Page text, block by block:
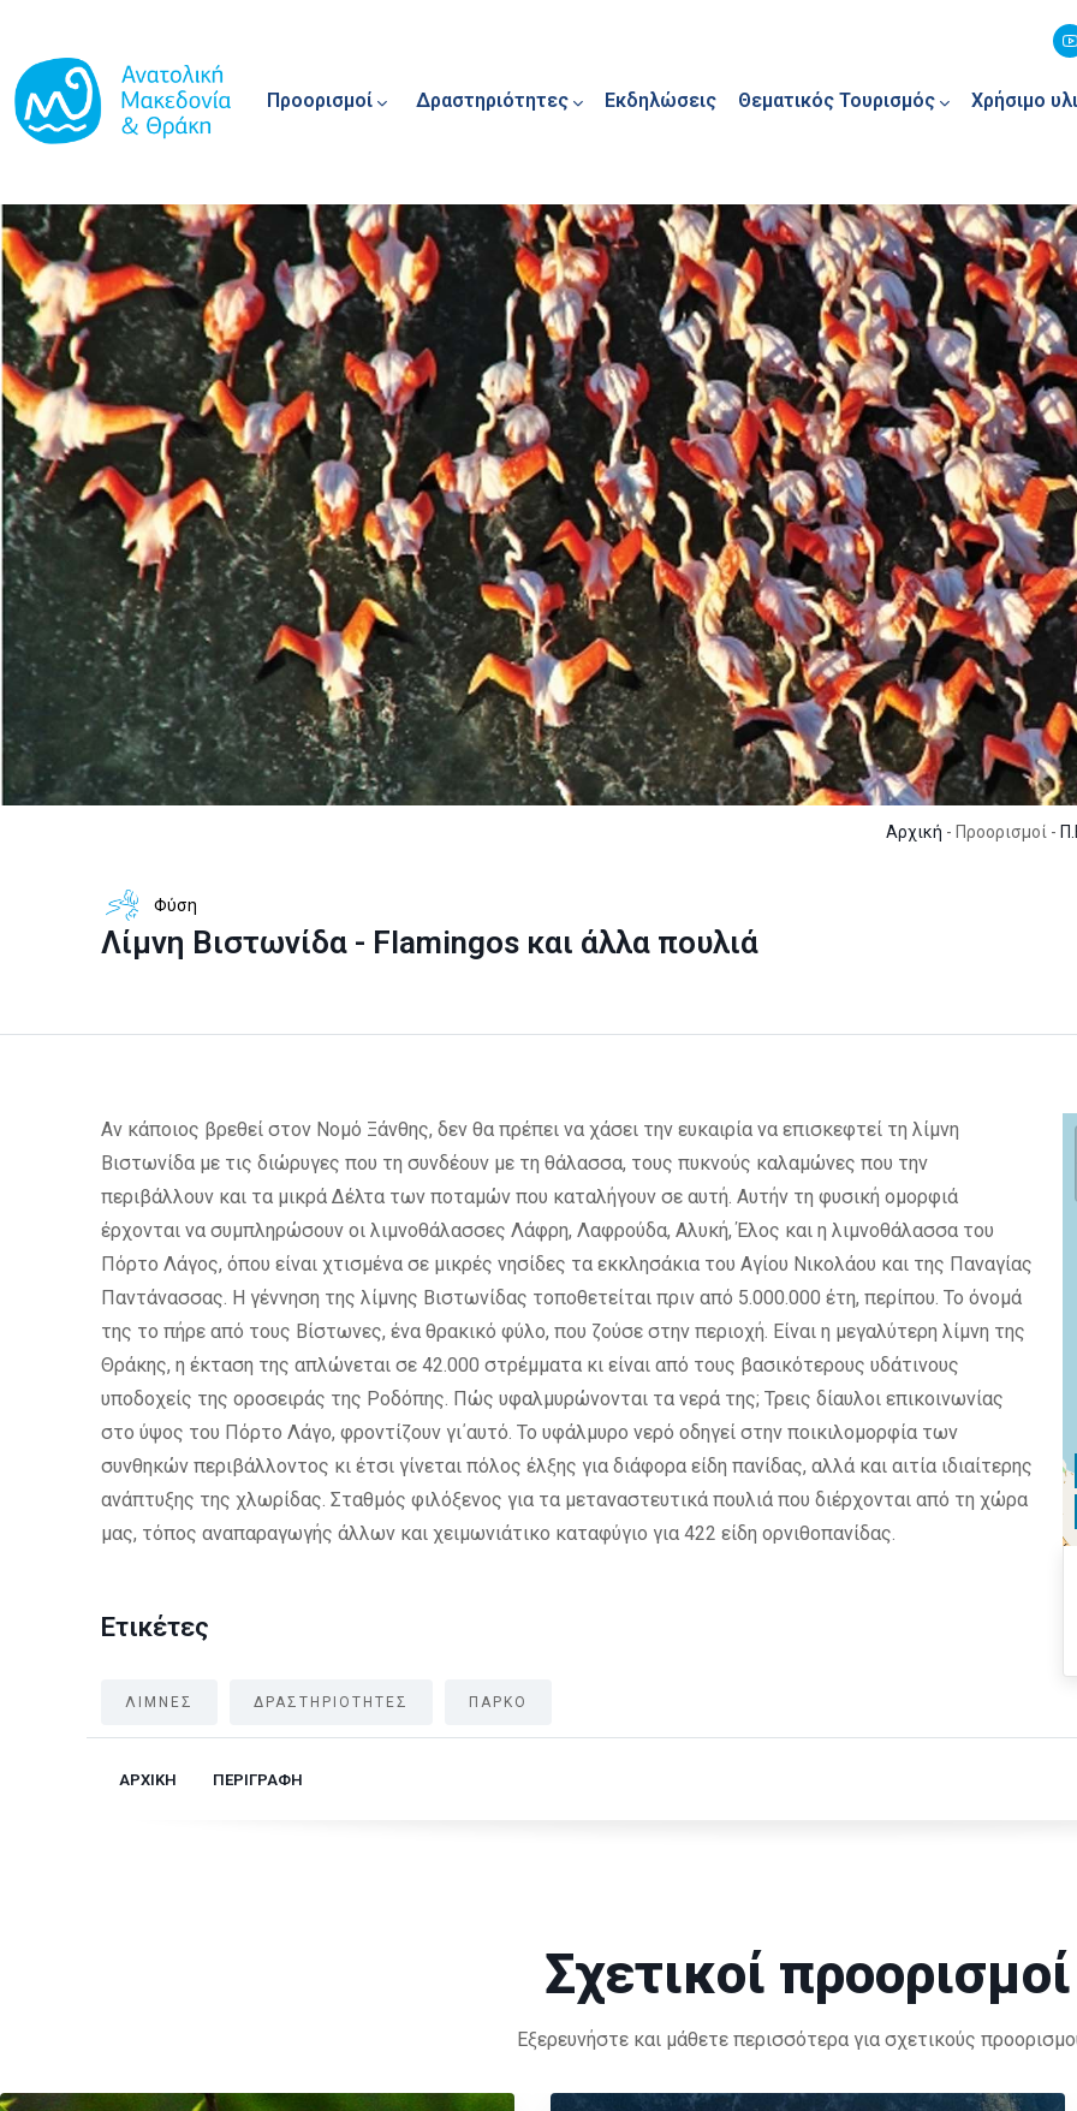
Προορισμοί Δραστηριότητες Εκδηλώσεις Θεματικός Τουρισμός Χρήσιμο
Αρχική - Προορισμοί -
Φύση
Λίμνη Βιστωνίδα - Flamingos και άλλα πουλιά
Αν κάποιος βρεθεί στον Νομό Ξάνθης, δεν θα πρέπει να χάσει την ευκαιρία να επισκεφτεί τη λίμνη
Βιστωνίδα με τις διώρυγες που τη συνδέουν με τη θάλασσα, τους πυκνούς καλαμώνες που την
περιβάλλουν και τα μικρά Δέλτα των ποταμών που καταλήγουν σε αυτή. Αυτήν τη φυσική ομορφιά
έρχονται να συμπληρώσουν οι λιμνοθάλασσες Λάφρη, Λαφρούδα, Αλυκή, Έλος και η λιμνοθάλασσα του
Πόρτο Λάγος, όπου είναι χτισμένα σε μικρές νησίδες τα εκκλησάκια του Αγίου Νικολάου και της Παναγίας
Παντάνασσας. Η γέννηση της λίμνης Βιστωνίδας τοποθετείται πριν από 5.000.000 έτη, περίπου. Το όνομά
της το πήρε από τους Βίστωνες, ένα θρακικό φύλο, που ζούσε στην περιοχή. Είναι η μεγαλύτερη λίμνη της
Θράκης, η έκταση της απλώνεται σε 42.000 στρέμματα κι είναι από τους βασικότερους υδάτινους
υποδοχείς της οροσειράς της Ροδόπης. Πώς υφαλμυρώνονται τα νερά της; Τρεις δίαυλοι επικοινωνίας
στο ύψος του Πόρτο Λάγο, φροντίζουν γι΄αυτό. Το υφάλμυρο νερό οδηγεί στην ποικιλομορφία των
συνθηκών περιβάλλοντος κι έτσι γίνεται πόλος έλξης για διάφορα είδη πανίδας, αλλά και αιτία ιδιαίτερης
ανάπτυξης της χλωρίδας. Σταθμός φιλόξενος για τα μεταναστευτικά πουλιά που διέρχονται από τη χώρα
μας, τόπος αναπαραγωγής άλλων και χειμωνιάτικο καταφύγιο για 422 είδη ορνιθοπανίδας.
Ετικέτες
ΛΙΜΝΕΣ ΔΡΑΣΤΗΡΙΟΤΗΤΕΣ ΠΑΡΚΟ
ΑΡΧΙΚΗ ΠΕΡΙΓΡΑΦΗ
Σχετικοί προορισμοί
Εξερευνήστε και μάθετε περισσότερα για σχετικούς